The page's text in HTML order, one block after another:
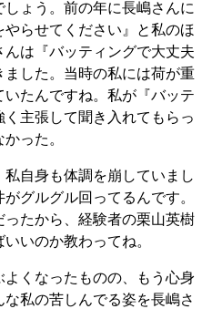
ょう。前の年に長嶋さんに
らせてください』と私のほ
は『バッティングで大丈夫
した。当時の私には荷が重
たんですね。私が『バッテ
主張して聞き入れてもらっ
った。
自身も体調を崩していまし
グルグル回ってるんです。
ったから、経験者の栗山英樹
いのか教わってね。
くなったものの、もう心身
私の苦しんでる姿を長嶋さ